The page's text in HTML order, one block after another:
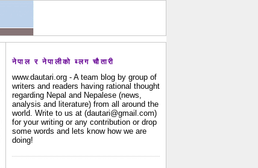
नेपाल र नेपालीको ब्लग चौतारी
www.dautari.org - A team blog by group of
writers and readers having rational thought
regarding Nepal and Nepalese (news,
analysis and literature) from all around the
world. Write to us at (dautari@gmail.com)
for your writing or any contribution or drop
some words and lets know how we are
doing!